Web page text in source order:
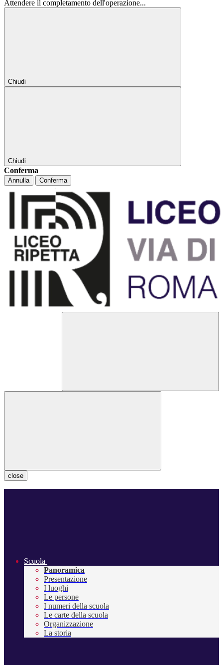
Attendere il completamento dell'operazione...
Chiudi
Chiudi
Conferma
Annulla Conferma
close
Scuola
Panoramica
Presentazione
I luoghi
Le persone
I numeri della scuola
Le carte della scuola
Organizzazione
La storia